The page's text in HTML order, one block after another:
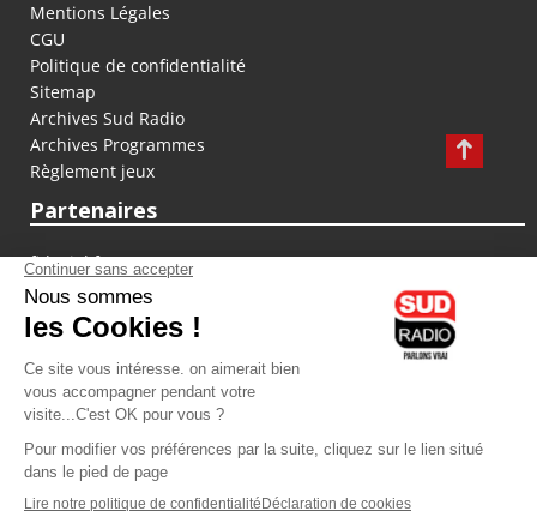
Mentions Légales
CGU
Politique de confidentialité
Sitemap
Archives Sud Radio
Archives Programmes
Règlement jeux
Partenaires
fiducial.fr
lyoncapitale.fr
olympique-et-lyonnais.com
L'application Iphone / Android
Téléchargez l'application
Les cookies